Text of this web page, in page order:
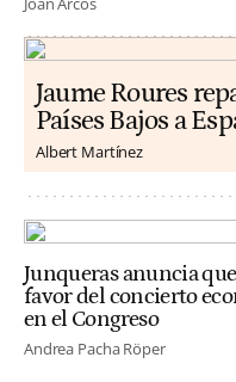
Jaume Roures
Países Bajos a
Albert Martínez
Junqueras anuncia
favor del concierto
en el Congreso
Andrea Pacha Röper